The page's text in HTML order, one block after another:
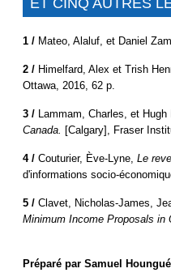
1 / Mateo, Alaluf, et Daniel
2 / Himelfard, Alex et Trish
Ottawa, 2016, 62 p.
3 / Lammam, Charles, et Hugh
Canada.
[Calgary], Fraser
4 / Couturier, Ève-Lyne, Le
d'informations socio-
5 / Clavet, Nicholas-James,
Minimum Income Proposals in
Préparé par Samuel